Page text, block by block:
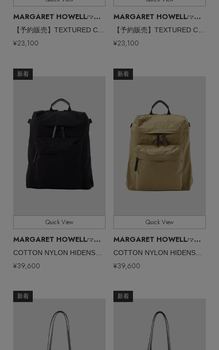
MARGARET HOWELL/マーガレット・ハウエル
【予約販売】TEXTURED COTTON STRIPE TOP
¥23,100
MARGARET HOWELL/マーガレット・ハウエル
【予約販売】TEXTURED COTTON STRIPE TOP
¥23,100
新着
Quick View
MARGARET HOWELL/マーガレット・ハウエル
COTTON NYLON HIDENSE POPLIN
¥39,600
新着
Quick View
MARGARET HOWELL/マーガレット・ハウエル
COTTON NYLON HIDENSE POPLIN
¥39,600
新着 新着